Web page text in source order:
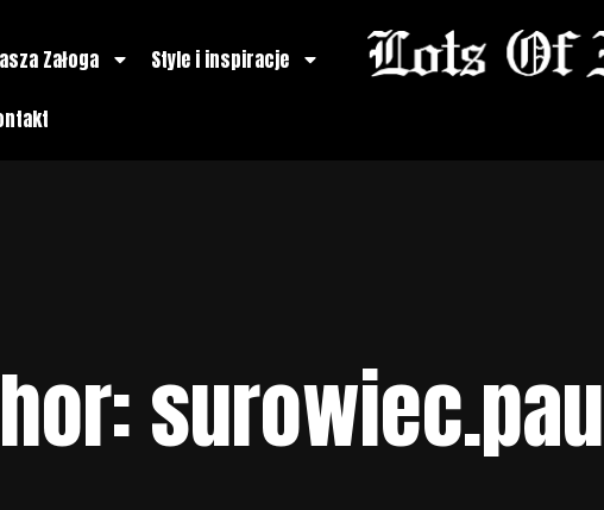
Załoga Style i inspiracje